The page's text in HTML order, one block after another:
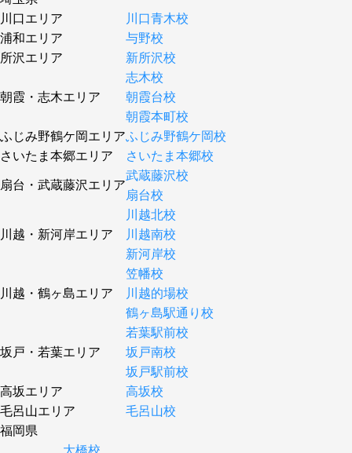
川口エリア
川口青木校
浦和エリア
与野校
所沢エリア
新所沢校
朝霞・志木エリア
志木校
朝霞台校
朝霞本町校
ふじみ野鶴ケ岡エリアふじみ野鶴ケ岡校
さいたま本郷エリア
さいたま本郷校
扇台・武蔵藤沢エリア
武蔵藤沢校
扇台校
川越・新河岸エリア
川越北校
川越南校
新河岸校
川越・鶴ヶ島エリア
笠幡校
川越的場校
鶴ヶ島駅通り校
坂戸・若葉エリア
若葉駅前校
坂戸南校
坂戸駅前校
高坂エリア
高坂校
毛呂山エリア
毛呂山校
福岡県